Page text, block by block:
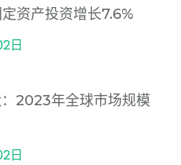
资产投资增长7.6%
日
2023年全球市场规模
日